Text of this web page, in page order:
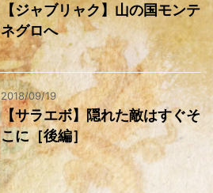
【ジャブリャク】山の国モンテ
ネグロへ
2018/09/19
【サラエボ】隠れた敵はすぐそ
こに［後編］